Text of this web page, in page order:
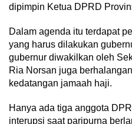
dipimpin Ketua DPRD
Dalam agenda itu terdapat
yang harus dilakukan
gubernur diwakilkan oleh
Ria Norsan juga
kedatangan jamaah haji.
Hanya ada tiga anggota
interupsi saat paripurna